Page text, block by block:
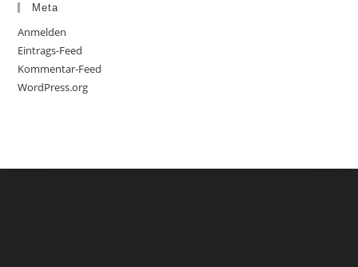
Meta
Anmelden
Eintrags-Feed
Kommentar-Feed
WordPress.org